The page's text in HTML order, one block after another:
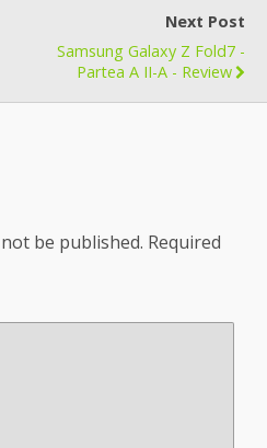
Next Post
Samsung Galaxy Z Fold7 -
Partea A II-A - Review
be published. Required